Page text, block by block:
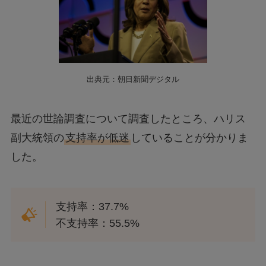
出典元：朝日新聞デジタル
最近の世論調査について調査したところ、ハリス
副大統領の支持率が低迷していることが分かりま
した。
支持率：37.7%
不支持率：55.5%